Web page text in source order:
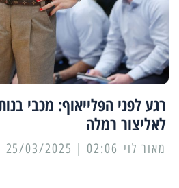
רגע לפני הפלייאוף: מכבי
לאליצור רמלה
מאור לוי 02:06 | 25/03/2025